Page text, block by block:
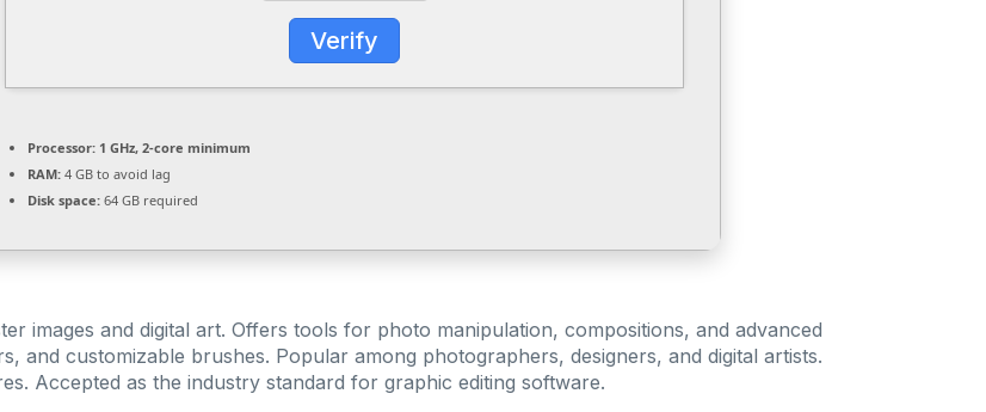
Verify
Processor: 1 GHz, 2-core minimum
RAM: 4 GB to avoid lag
Disk space: 64 GB required
images and digital art. Offers tools for photo manipulation, compositions, and advanced
and customizable brushes. Popular among photographers, designers, and digital artists.
Accepted as the industry standard for graphic editing software.